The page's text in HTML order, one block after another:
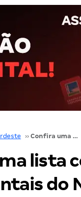
›› Confira uma lista com os 14 pontos fundamentais do Novo Código de Processo Civil
lista
do